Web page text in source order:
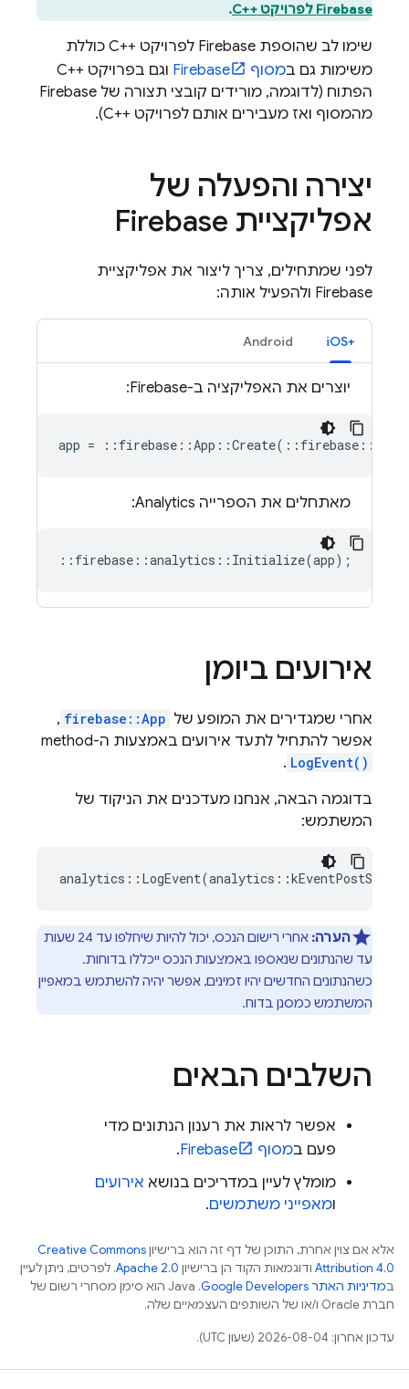
Firebase לפרויקט C++‎ .
שימו לב שהוספת Firebase לפרויקט C++‎ כוללת
משימות גם במסוף Firebase
וגם בפרויקט C++‎
הפתוח (לדוגמה, מורידים קובצי תצורה של Firebase
מהמסוף ואז מעבירים אותם לפרויקט C++‎).
יצירה והפעלה של
אפליקציית Firebase
לפני שמתחילים, צריך ליצור את אפליקציית
Firebase ולהפעיל אותה:
‫iOS+‎
Android
יוצרים את האפליקציה ב-Firebase:
app = :: firebase ::App ::Create( :: firebase ::
מאתחלים את הספרייה Analytics
:
:: firebase ::analytics :: Initialize(app);
אירועים ביומן
אחרי שמגדירים את המופע של firebase::App
,
אפשר להתחיל לתעד אירועים באמצעות ה-method‏
LogEvent()
.
בדוגמה הבאה, אנחנו מעדכנים את הניקוד של
המשתמש:
analytics :: LogEvent(analytics ::kEventPostScore
הערה:
אחרי רישום הנכס, יכול להיות שיחלפו עד 24 שעות
עד שהנתונים שנאספו באמצעות הנכס ייכללו בדוחות.
כשהנתונים החדשים יהיו זמינים, אפשר יהיה להשתמש במאפיין
המשתמש כמסנן בדוח.
השלבים הבאים
אפשר לראות את רענון הנתונים מדי
פעם במסוף Firebase
.
מומלץ לעיין במדריכים בנושא אירועים
ומאפייני משתמשים.
אלא אם צוין אחרת, התוכן של דף זה הוא ברישיוןCreative Commons
Attribution 4.0 ודוגמאות הקוד הן ברישיון Apache 2.0. לפרטים, ניתן לעיין
במדיניות האתר Google Developers‏
.‏ Java הוא סימן מסחרי רשום של
חברת Oracle ו/או של השותפים העצמאיים שלה.
עדכון אחרון: 2026-08-04 (שעון UTC).